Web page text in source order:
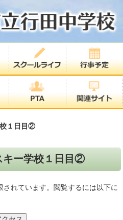
１日目②
ー学校１日目②
れています。閲覧するには以下に